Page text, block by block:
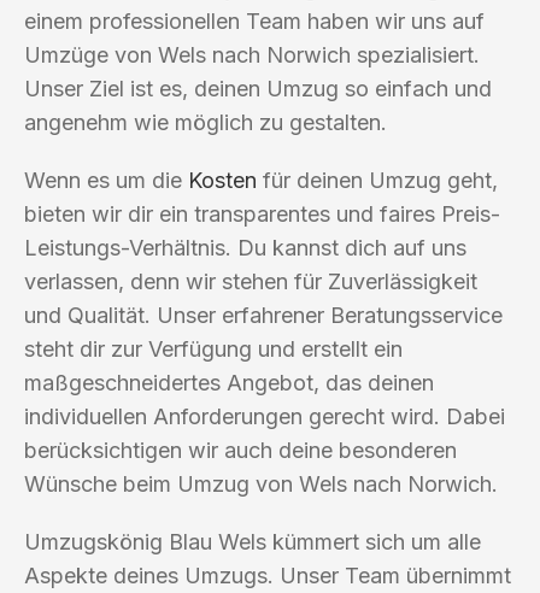
einem professionellen Team haben wir uns auf
Umzüge von Wels nach Norwich spezialisiert.
Unser Ziel ist es, deinen Umzug so einfach und
angenehm wie möglich zu gestalten.
Wenn es um die Kosten für deinen Umzug geht,
bieten wir dir ein transparentes und faires Preis-
Leistungs-Verhältnis. Du kannst dich auf uns
verlassen, denn wir stehen für Zuverlässigkeit
und Qualität. Unser erfahrener Beratungsservice
steht dir zur Verfügung und erstellt ein
maßgeschneidertes Angebot, das deinen
individuellen Anforderungen gerecht wird. Dabei
berücksichtigen wir auch deine besonderen
Wünsche beim Umzug von Wels nach Norwich.
Umzugskönig Blau Wels kümmert sich um alle
Aspekte deines Umzugs. Unser Team übernimmt